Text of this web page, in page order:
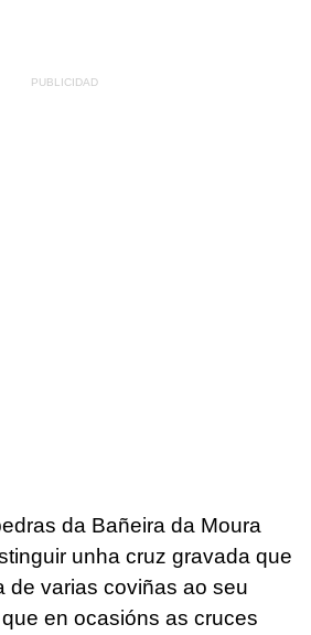
da Bañeira da Moura
unha cruz gravada que
de varias coviñas ao seu
en ocasións as cruces